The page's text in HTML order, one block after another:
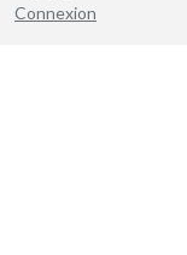
Connexion